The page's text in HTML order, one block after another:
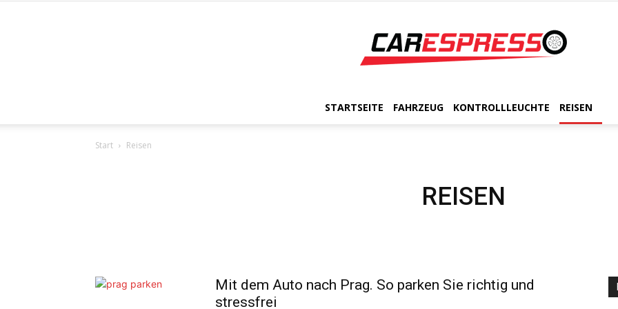
CarEspresso
STARTSEITE FAHRZEUG KONTROLLLEUCHTE REISEN
Start Reisen
REISEN
Mit dem Auto nach Prag. So parken Sie richtig und
stressfrei